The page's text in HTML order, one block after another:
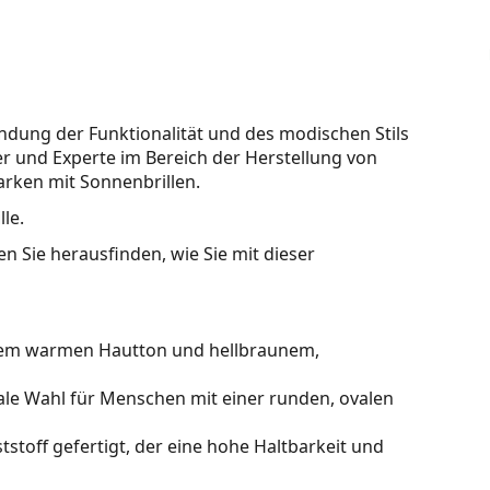
der Funktionalität und des modischen Stils
und Experte im Bereich der Herstellung von
mit Sonnenbrillen.
Sie herausfinden, wie Sie mit dieser
warmen Hautton und hellbraunem,
Wahl für Menschen mit einer runden, ovalen
gefertigt, der eine hohe Haltbarkeit und